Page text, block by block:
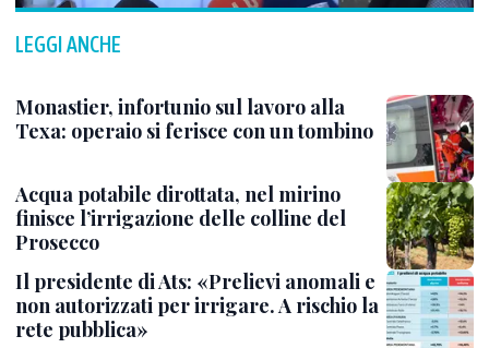
LEGGI ANCHE
Monastier, infortunio sul lavoro alla
Texa: operaio si ferisce con un tombino
Acqua potabile dirottata, nel mirino
finisce l’irrigazione delle colline del
Prosecco
Il presidente di Ats: «Prelievi anomali e
non autorizzati per irrigare. A rischio la
rete pubblica»